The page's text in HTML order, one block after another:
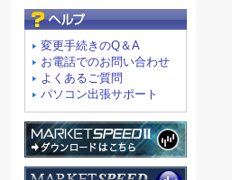
変更手続きのQ＆A
お電話でのお問い合わせ
よくあるご質問
パソコン出張サポート